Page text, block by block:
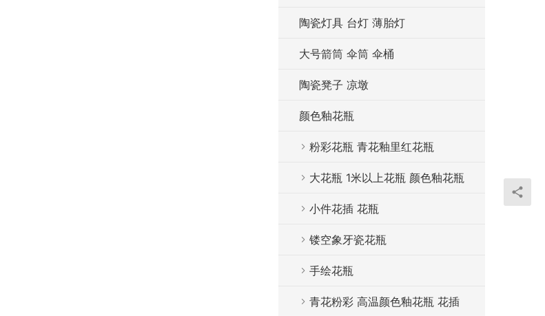
陶瓷灯具 台灯 薄胎灯
大号箭筒 伞筒 伞桶
陶瓷凳子 凉墩
颜色釉花瓶
粉彩花瓶 青花釉里红花瓶
大花瓶 1米以上花瓶 颜色釉花瓶
小件花插 花瓶
镂空象牙瓷花瓶
手绘花瓶
青花粉彩 高温颜色釉花瓶 花插